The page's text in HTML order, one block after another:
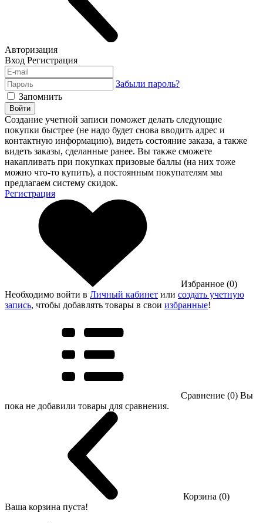
Авторизация
Вход Регистрация
Забыли пароль?
Запомнить
Войти
Создание учетной записи поможет делать следующие
покупки быстрее (не надо будет снова вводить адрес и
контактную информацию), видеть состояние заказа, а также
видеть заказы, сделанные ранее. Вы также сможете
накапливать при покупках призовые баллы (на них тоже
можно что-то купить), а постоянным покупателям мы
предлагаем систему скидок.
Регистрация
Избранное (0)
Необходимо войти в Личный кабинет или создать учетную
запись, чтобы добавлять товары в свои избранные!
Сравнение (0) Вы
пока не добавили товары для сравнения.
Корзина (0)
Ваша корзина пуста!